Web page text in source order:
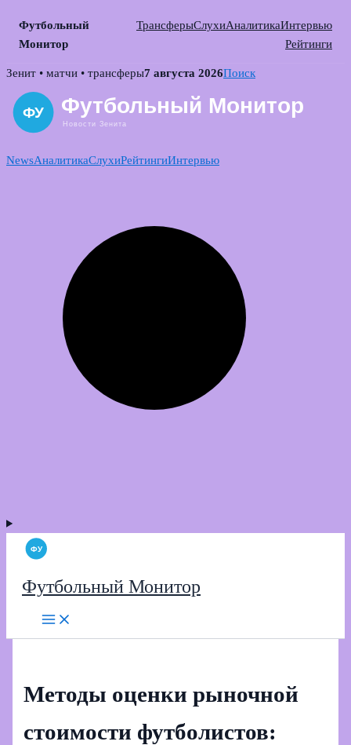
Футбольный
Монитор
ТрансферыСлухиАналитикаИнтервью
Рейтинги
Skip
content
Зенит • матчи • трансферы7 августа 2026Поиск
NewsАналитикаСлухиРейтингиИнтервью
Футбольный Монитор
Методы оценки рыночной
стоимости футболистов: